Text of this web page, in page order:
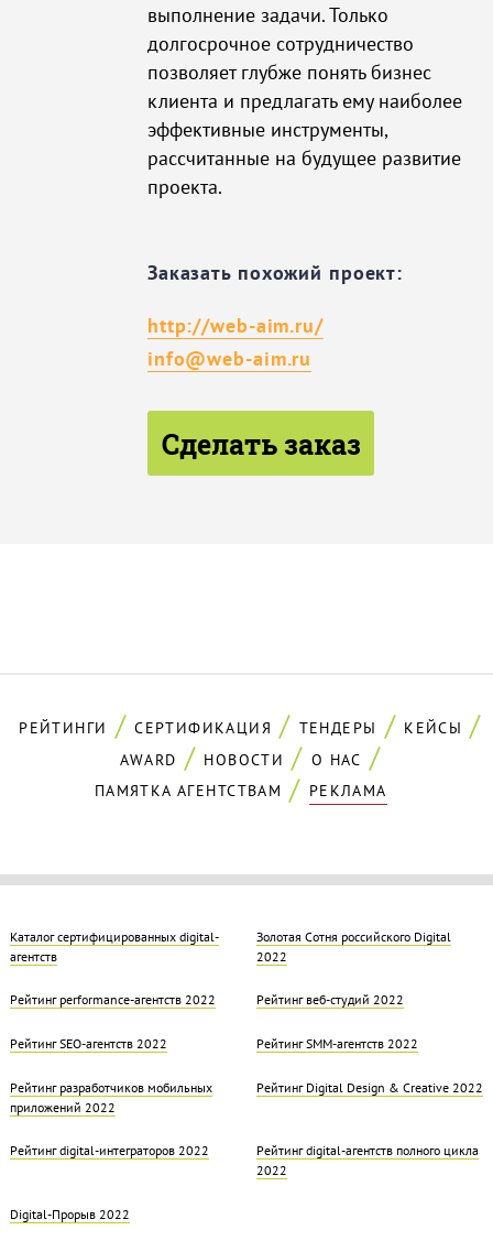
выполнение задачи. Только
долгосрочное сотрудничество
позволяет глубже понять бизнес
клиента и предлагать ему наиболее
эффективные инструменты,
рассчитанные на будущее развитие
проекта.
Заказать похожий проект:
http://web-aim.ru/
info@web-aim.ru
Сделать заказ
РЕЙТИНГИ СЕРТИФИКАЦИЯ ТЕНДЕРЫ
КЕЙСЫ
AWARD
НОВОСТИ
О НАС
ПАМЯТКА АГЕНТСТВАМ
РЕКЛАМА
Каталог сертифицированных digital-
агентств
Золотая Cотня российского Digital
2022
Рейтинг performance-агентств 2022 Рейтинг веб-студий 2022
Рейтинг SEO-агентств 2022 Рейтинг SMM-агентств 2022
Рейтинг разработчиков мобильных
приложений 2022
Рейтинг Digital Design & Creative 2022
Рейтинг digital-интеграторов 2022
Рейтинг digital-агентств полного цикла
2022
Digital-Прорыв 2022